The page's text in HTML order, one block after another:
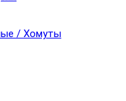
/ Хомуты